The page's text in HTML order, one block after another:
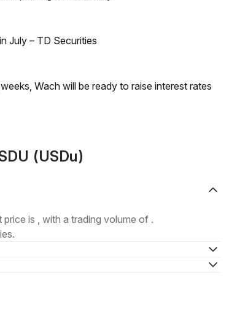
July – TD Securities
Wach will be ready to raise interest rates
(USDu)
is , with a trading volume of .